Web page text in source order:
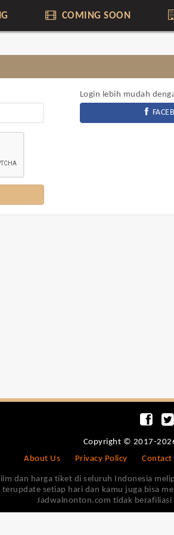
COMING SOON
Login lebih mudah
Copyright © 2017-
About Us
Privacy Policy Contact
dan harga tiket di seluruh Indonesia
terupdate setiap hari dan kamu juga bisa
Jadwalnonton.com tidak